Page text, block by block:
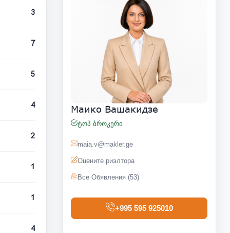
3
7
5
4
2
1
1
4
Маико Вашакидзе
ტოპ ბროკერი
maia.v@makler.ge
Оцените риэлтора
Все Обявления (53)
+995 595 925010